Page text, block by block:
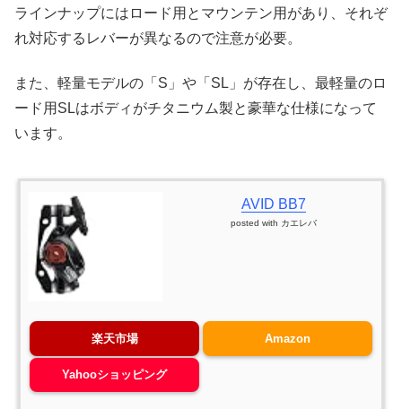
ラインナップにはロード用とマウンテン用があり、それぞ
れ対応するレバーが異なるので注意が必要。
また、軽量モデルの「S」や「SL」が存在し、最軽量のロ
ード用SLはボディがチタニウム製と豪華な仕様になって
います。
AVID BB7
posted with カエレバ
楽天市場 Amazon
Yahooショッピング